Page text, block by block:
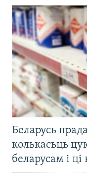
Беларусь
колькасьць
беларусам і